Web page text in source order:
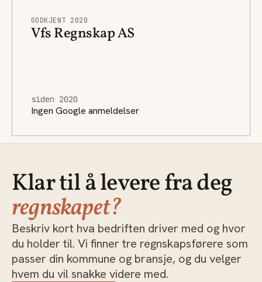
GODKJENT 2020
Vfs Regnskap AS
siden 2020
Ingen Google anmeldelser
Klar til å levere fra deg
regnskapet?
Beskriv kort hva bedriften driver med og hvor
du holder til. Vi finner tre regnskapsførere som
passer din kommune og bransje, og du velger
hvem du vil snakke videre med.